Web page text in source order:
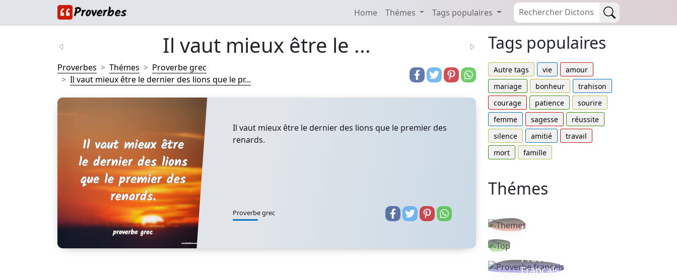
Home Thémes Tags populaires
Il vaut mieux être le ...
Proverbes Thémes
Proverbe grec
Il vaut mieux être le dernier des lions que le pr...
Il vaut mieux être le dernier des lions que le premier des
renards.
Proverbe grec
Tags populaires
Autre tags vie
amour
mariage
bonheur
trahison
courage
patience
sourire
femme
sagesse
réussite
silence
amitié
travail
mort
famille
Thémes
thèmes
Proverbe
Français